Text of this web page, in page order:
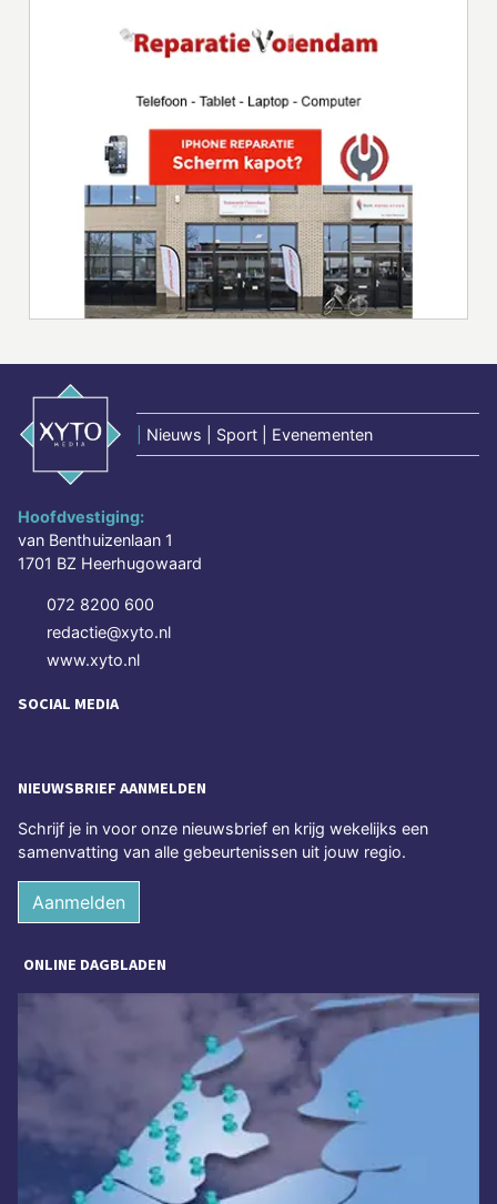
Nieuws | Sport | Evenementen
Hoofdvestiging:
van Benthuizenlaan 1
1701 BZ Heerhugowaard
072 8200 600
redactie@xyto.nl
www.xyto.nl
SOCIAL MEDIA
NIEUWSBRIEF AANMELDEN
Schrijf je in voor onze nieuwsbrief en krijg wekelijks een
samenvatting van alle gebeurtenissen uit jouw regio.
Aanmelden
ONLINE DAGBLADEN